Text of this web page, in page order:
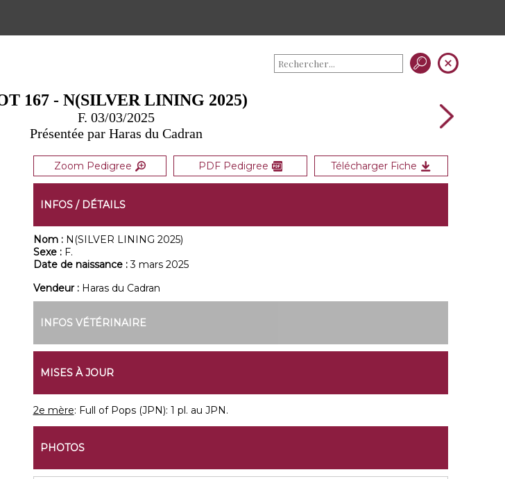
167 - N(SILVER LINING 2025)
F. 03/03/2025
Présentée par Haras du Cadran
Zoom Pedigree PDF Pedigree Télécharger Fiche
INFOS / DÉTAILS
Nom : N(SILVER LINING 2025)
Sexe : F.
Date de naissance :3 mars 2025
Vendeur : Haras du Cadran
INFOS VÉTÉRINAIRE
MISES À JOUR
2e mère: Full of Pops (JPN): 1 pl. au JPN.
PHOTOS